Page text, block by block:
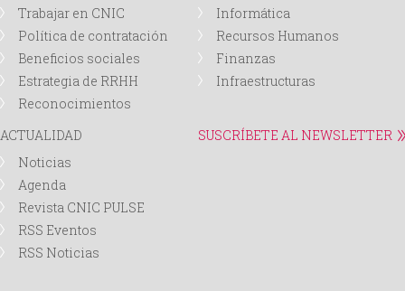
Trabajar en CNIC
Política de contratación
Beneficios sociales
Estrategia de RRHH
Reconocimientos
Informática
Recursos Humanos
Finanzas
Infraestructuras
ACTUALIDAD
Noticias
Agenda
Revista CNIC PULSE
RSS Eventos
RSS Noticias
SUSCRÍBETE AL NEWSLETTER